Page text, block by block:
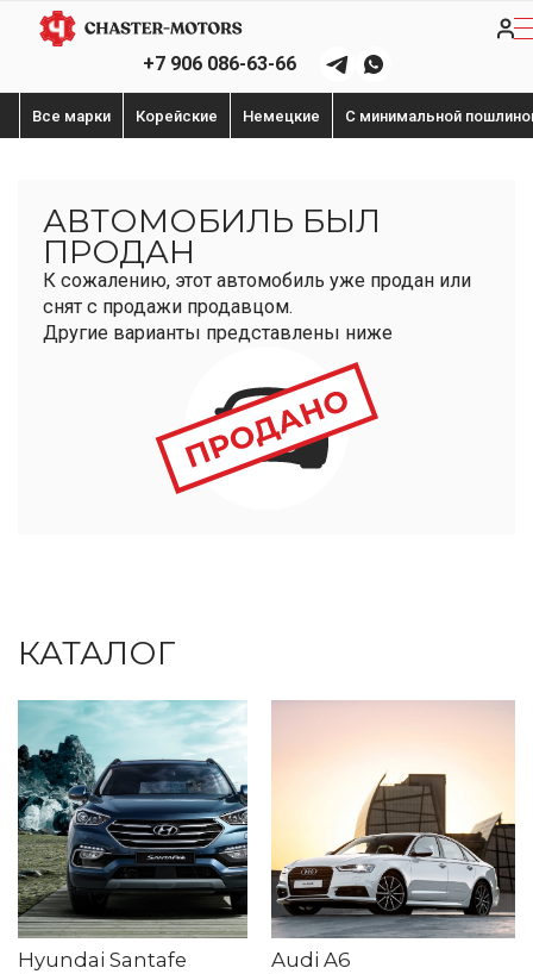
+7 906 086-63-66
Все марки Корейские Немецкие С минимальной
АВТОМОБИЛЬ БЫЛ
ПРОДАН
К сожалению, этот автомобиль уже продан или
снят с продажи продавцом.
Другие варианты представлены ниже
КАТАЛОГ
Hyundai Santafe Audi A6